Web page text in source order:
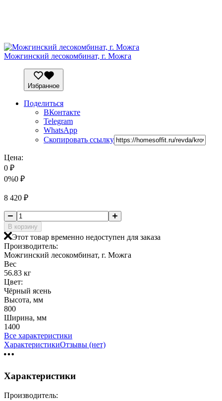
Можгинский лесокомбинат, г. Можга
Избранное
Поделиться
ВКонтакте
Telegram
WhatsApp
Скопировать ссылку
Цена:
0 ₽
0%0 ₽
8 420 ₽
В корзину
Этот товар временно недоступен для заказа
Производитель:
Можгинский лесокомбинат, г. Можга
Вес
56.83 кг
Цвет:
Чёрный ясень
Высота, мм
800
Ширина, мм
1400
Все характеристики
ХарактеристикиОтзывы (нет)
Характеристики
Производитель: